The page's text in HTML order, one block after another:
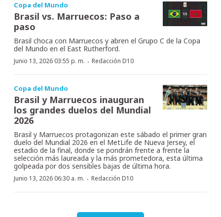
Copa del Mundo
Brasil vs. Marruecos: Paso a
paso
Brasil choca con Marruecos y abren el Grupo C de la Copa
del Mundo en el East Rutherford.
Junio 13, 2026 03:55 p. m. · Redacción D10
Copa del Mundo
Brasil y Marruecos inauguran
los grandes duelos del Mundial
2026
Brasil y Marruecos protagonizan este sábado el primer gran
duelo del Mundial 2026 en el MetLife de Nueva Jersey, el
estadio de la final, donde se pondrán frente a frente la
selección más laureada y la más prometedora, esta última
golpeada por dos sensibles bajas de última hora.
Junio 13, 2026 06:30 a. m. · Redacción D10